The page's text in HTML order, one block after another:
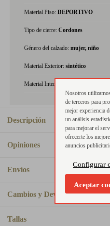
Material Piso: DEPORTIVO
Tipo de cierre: Cordones
Género del calzado: mujer, niño
Material Exterior: sintético
Material Interior:
Descripción
Opiniones
Envíos
Cambios y Devoluciones
Tallas
Nosotros
de terceros para
mejor experiencia
un análisis
para mejorar el
ofrecerte los
anuncios
Configurar
Aceptar